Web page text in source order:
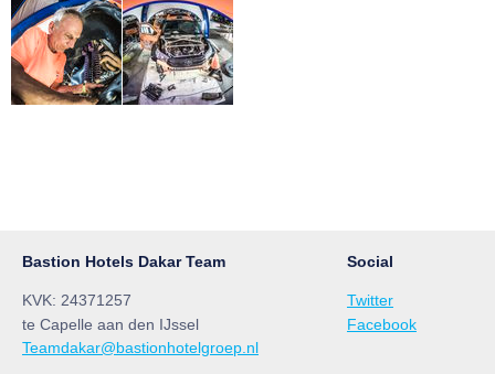
Bastion Hotels Dakar Team
KVK: 24371257
te Capelle aan den IJssel
Teamdakar@bastionhotelgroep.nl
Social
Twitter
Facebook